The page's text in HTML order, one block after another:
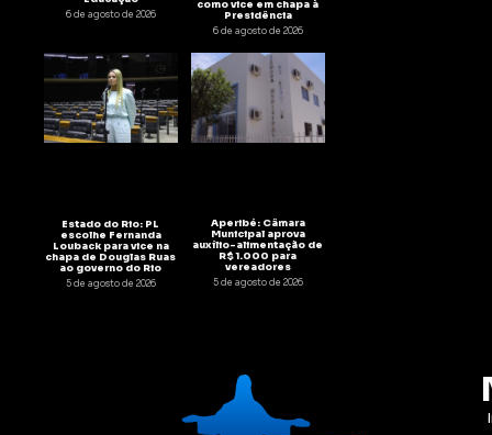
6 de agosto de 2026
como vice em chapa à
Presidência
6 de agosto de 2026
Estado do Rio: PL
escolhe Fernanda
Louback para vice na
chapa de Douglas Ruas
ao governo do Rio
5 de agosto de 2026
Aperibé: Câmara
Municipal aprova
auxílio-alimentação de
R$ 1.000 para
vereadores
5 de agosto de 2026